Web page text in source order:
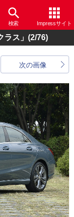
検索 Impressサイト
ス」 (2/76)
次の画像